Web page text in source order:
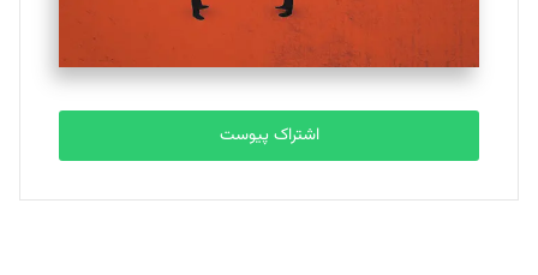
مصطفی مسجدی آرانی
تحریریه
بابک نقاش
تحریریه
اشتراک پیوست